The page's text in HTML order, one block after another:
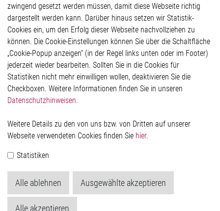
Glossar
Kontakt
Hinweisgeberschutzsystem
Impressum
Datenschutzerklärung
Cookie-Popup anzeigen
Elmos Semiconductor SE
Werkstättenstraße 18
Telefon: +49 (0) 2171 / 40 183-0
Handelsregister:
Köln HRB 123561
zwingend gesetzt werden müssen, damit diese Webseite richtig
dargestellt werden kann. Darüber hinaus setzen wir Statistik-
Cookies ein, um den Erfolg dieser Webseite nachvollziehen zu
können. Die Cookie-Einstellungen können Sie über die Schaltfläche
„Cookie-Popup anzeigen“ (in der Regel links unten oder im Footer)
jederzeit wieder bearbeiten. Sollten Sie in die Cookies für
Statistiken nicht mehr einwilligen wollen, deaktivieren Sie die
Checkboxen. Weitere Informationen finden Sie in unseren
Datenschutzhinweisen.
Weitere Details zu den von uns bzw. von Dritten auf unserer
Webseite verwendeten Cookies finden Sie hier.
Statistiken
Alle ablehnen Ausgewählte akzeptieren
Alle akzeptieren